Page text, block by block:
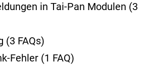
in Tai-Pan Modulen (3
(3 FAQs)
Fehler (1 FAQ)